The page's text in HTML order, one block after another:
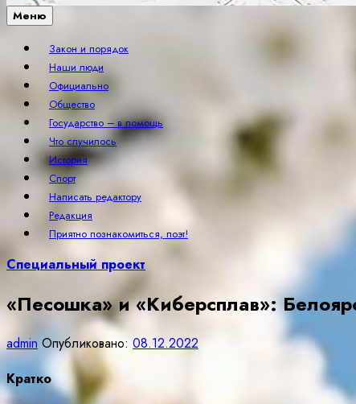
Меню
Закон и порядок
Наши люди
Официально
Общество
Государство – в помощь
Что случилось
История
Спорт
Написать редактору
Редакция
Приятно познакомиться, поэт!
Специальный проект
«Песошка» и «Киберсплав»:
admin Опубликовано: 08.12.2022
Кратко